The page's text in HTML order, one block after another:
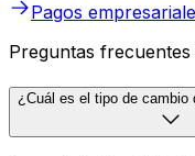
Pagos
Preguntas
¿Cuál es el tipo de cambio